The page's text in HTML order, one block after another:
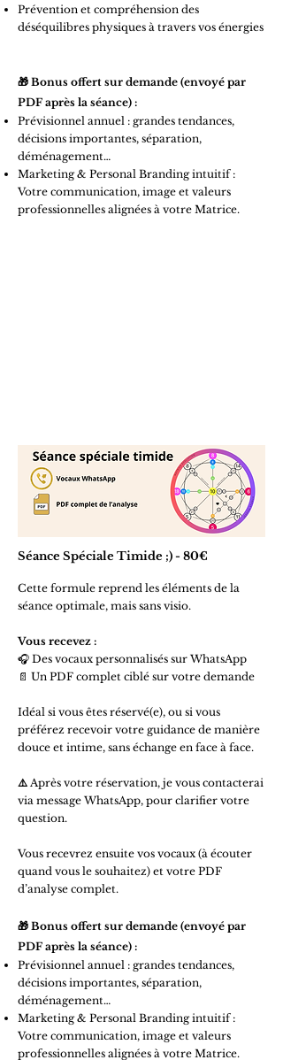
Prévention et compréhension des
déséquilibres physiques à travers vos énergies
🎁 Bonus offert sur demande (envoyé par
PDF après la séance) :
Prévisionnel annuel : grandes tendances,
décisions importantes, séparation,
déménagement…
Marketing & Personal Branding intuitif :
Votre communication, image et valeurs
professionnelles alignées à votre Matrice.
Séance Spéciale Timide ;) - 80€
Cette formule reprend les éléments de la
séance optimale, mais sans visio.
Vous recevez :
🎧 Des vocaux personnalisés sur WhatsApp
📄 Un PDF complet ciblé sur votre demande
Idéal si vous êtes réservé(e), ou si vous
préférez recevoir votre guidance de manière
douce et intime, sans échange en face à face.
⚠️ Après votre réservation, je vous contacterai
via message WhatsApp, pour clarifier votre
question.
Vous recevrez ensuite vos vocaux (à écouter
quand vous le souhaitez) et votre PDF
d’analyse complet.
🎁 Bonus offert sur demande (envoyé par
PDF après la séance) :
Prévisionnel annuel : grandes tendances,
décisions importantes, séparation,
déménagement…
Marketing & Personal Branding intuitif :
Votre communication, image et valeurs
professionnelles alignées à votre Matrice.